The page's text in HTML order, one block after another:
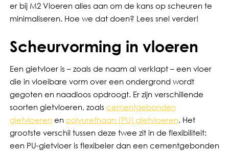
er bij M2 Vloeren alles aan om de kans op scheuren te
minimaliseren. Hoe we dat doen? Lees snel verder!
Scheurvorming in vloeren
Een gietvloer is – zoals de naam al verklapt – een vloer
die in vloeibare vorm over een ondergrond wordt
gegoten en naadloos opdroogt. Er zijn verschillende
soorten gietvloeren, zoals cementgebonden
gietvloeren en polyurethaan (PU) gietvloeren. Het
grootste verschil tussen deze twee zit in de flexibiliteit:
een PU-gietvloer is flexibeler dan een cementgebonden